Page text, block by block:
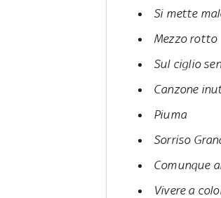
Si mette
Mezzo rotto
Sul ciglio
Canzone
Piuma
Sorriso
Comunque
Vivere a